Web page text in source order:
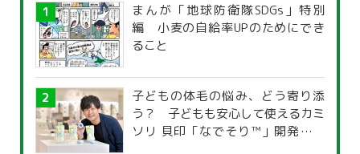
まんが「地球防衛隊SDGs」特別
編 小麦の自給率UPのためにでき
ること
子どもの体毛の悩み、どう寄り添
う？ 子どもも安心して使えるカミ
ソリ 貝印「なでそり™」開発の思